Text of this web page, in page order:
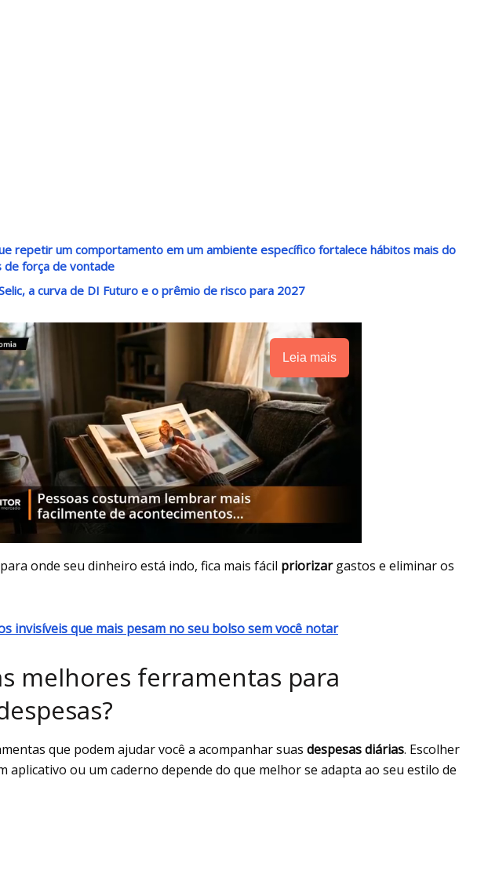
repetir um comportamento em um ambiente específico fortalece hábitos mais do
de força de vontade
a curva de DI Futuro e o prêmio de risco para 2027
Leia mais
onde seu dinheiro está indo, fica mais fácil priorizargastos e eliminar os
invisíveis que mais pesam no seu bolso sem você notar
melhores ferramentas para
que podem ajudar você a acompanhar suas despesas diárias. Escolher
aplicativo ou um caderno depende do que melhor se adapta ao seu estilo de